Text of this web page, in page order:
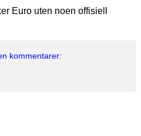
Euro uten noen offisiell
kommentarer: